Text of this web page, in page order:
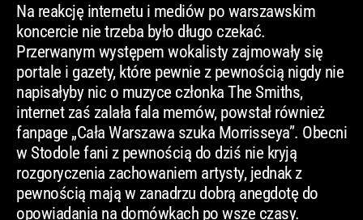
Na reakcję internetu i mediów po warszawskim
koncercie nie trzeba było długo czekać.
Przerwanym występem wokalisty zajmowały się
portale i gazety, które pewnie z pewnością nigdy nie
napisałyby nic o muzyce członka The Smiths,
internet zaś zalała fala memów, powstał również
fanpage „Cała Warszawa szuka Morrisseya”. Obecni
w Stodole fani z pewnością do dziś nie kryją
rozgoryczenia zachowaniem artysty, jednak z
pewnością mają w zanadrzu dobrą anegdotę do
opowiadania na domówkach po wsze czasy.